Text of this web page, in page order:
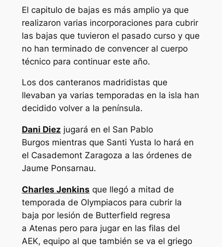
El capitulo de bajas es más amplio ya que
realizaron varias incorporaciones para cubrir
las bajas que tuvieron el pasado curso y que
no han terminado de convencer al cuerpo
técnico para continuar este año.
Los dos canteranos madridistas que
llevaban ya varias temporadas en la isla han
decidido volver a la península.
Dani Diez jugará en el San Pablo
Burgos mientras que Santi Yusta lo hará en
el Casademont Zaragoza a las órdenes de
Jaume Ponsarnau.
Charles Jenkins que llegó a mitad de
temporada de Olympiacos para cubrir la
baja por lesión de Butterfield regresa
a Atenas pero para jugar en las filas del
AEK, equipo al que también se va el griego